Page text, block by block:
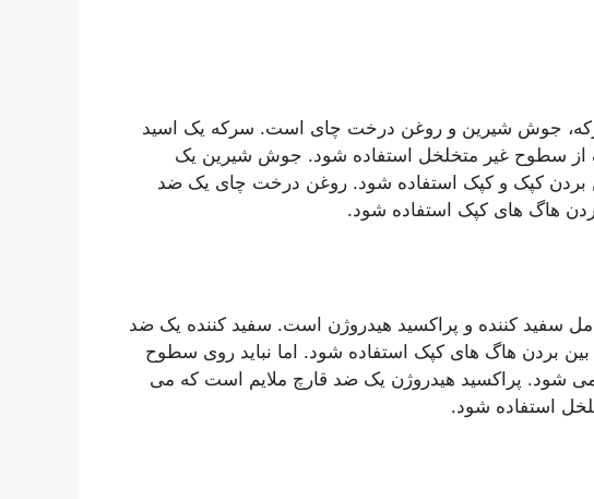
جوش شیرین و روغن درخت چای است. سرکه یک اسید
از سطوح غیر متخلخل استفاده شود. جوش شیرین یک
بردن کپک و کپک استفاده شود. روغن درخت چای یک ضد
هاگ های کپک استفاده شود.
سفید کننده و پراکسید هیدروژن است. سفید کننده یک ضد
بردن هاگ های کپک استفاده شود. اما نباید روی سطوح
می شود. پراکسید هیدروژن یک ضد قارچ ملایم است که می
استفاده شود.